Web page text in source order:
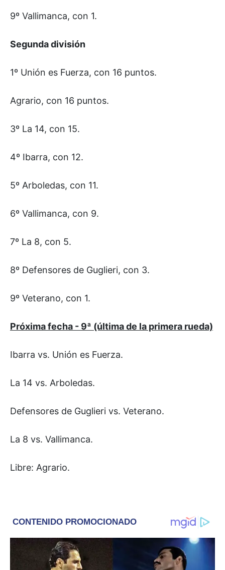
9º Vallimanca, con 1.
Segunda división
1º Unión es Fuerza, con 16 puntos.
Agrario, con 16 puntos.
3º La 14, con 15.
4º Ibarra, con 12.
5º Arboledas, con 11.
6º Vallimanca, con 9.
7º La 8, con 5.
8º Defensores de Guglieri, con 3.
9º Veterano, con 1.
Próxima fecha - 9ª (última de la primera rueda)
Ibarra vs. Unión es Fuerza.
La 14 vs. Arboledas.
Defensores de Guglieri vs. Veterano.
La 8 vs. Vallimanca.
Libre: Agrario.